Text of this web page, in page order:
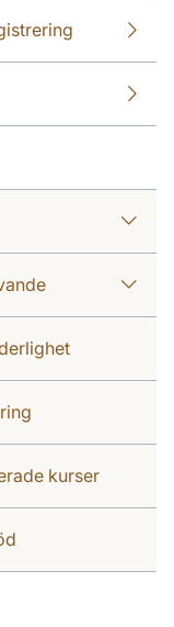
kurser